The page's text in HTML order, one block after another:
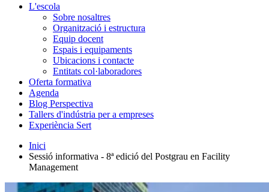
L'escola
Sobre nosaltres
Organització i estructura
Equip docent
Espais i equipaments
Ubicacions i contacte
Entitats col·laboradores
Oferta formativa
Agenda
Blog Perspectiva
Tallers d'indústria per a empreses
Experiència Sert
Inici
Sessió informativa - 8ª edició del Postgrau en Facility
Management